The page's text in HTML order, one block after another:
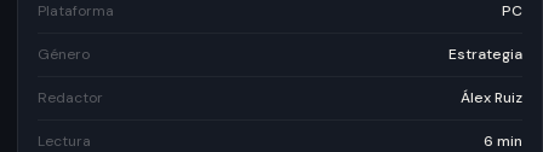
Plataforma PC
Género Estrategia
Redactor Álex Ruiz
Lectura 6 min